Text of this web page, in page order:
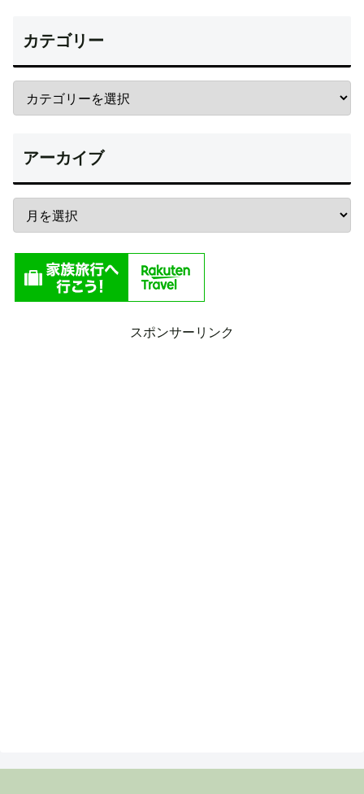
カテゴリー
アーカイブ
スポンサーリンク